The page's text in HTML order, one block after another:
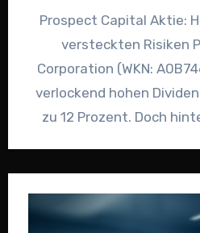
Prospect Capital Aktie:
versteckten Risiken
Corporation (WKN:
verlockend hohen
zu 12 Prozent. Doch